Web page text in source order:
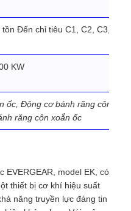
tồn Đến chỉ tiêu C1, C2, C3,
KW
ốc, Động cơ bánh răng côn
răng côn xoắn ốc
EVERGEAR, model EK, có
thiết bị cơ khí hiệu suất
năng truyền lực đáng tin